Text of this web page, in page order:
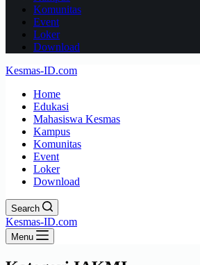
Komunitas
Event
Loker
Download
Kesmas-ID.com
Home
Edukasi
Mahasiswa Kesmas
Kampus
Komunitas
Event
Loker
Download
Search
Kesmas-ID.com
Menu